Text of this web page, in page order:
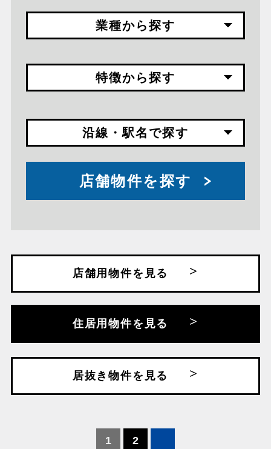
業種から探す
特徴から探す
沿線・駅名で探す
店舗物件を探す
店舗用物件を見る
住居用物件を見る
居抜き物件を見る
1 2